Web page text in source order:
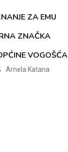
ZA EMU
ZNAČKA
VOGOŠĆA
Arnela Katana